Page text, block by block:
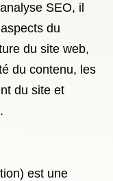
SEO, il
du
du site web,
du contenu, les
du site et
est une